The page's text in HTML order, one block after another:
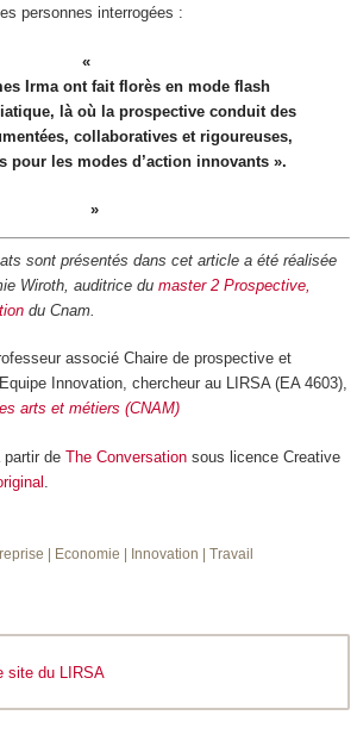
personnes interrogées :
Irma ont fait florès en mode flash
là où la prospective conduit des
collaboratives et rigoureuses,
pour les modes d’action innovants ».
sont présentés dans cet article a été réalisée
Wiroth, auditrice du master 2 Prospective,
du Cnam.
associé Chaire de prospective et
Innovation, chercheur au LIRSA (EA 4603),
arts et métiers (CNAM)
de The Conversationsous licence Creative
| Economie | Innovation | Travail
site du LIRSA